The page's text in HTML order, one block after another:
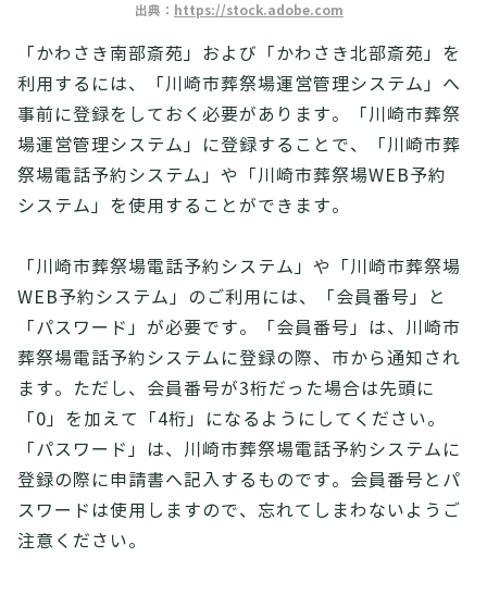
出典： https://stock.adobe.com
「かわさき南部斎苑」および「かわさき北部斎苑」を
利用するには、「川崎市葬祭場運営管理システム」へ
事前に登録をしておく必要があります。「川崎市葬祭
場運営管理システム」に登録することで、「川崎市葬
祭場電話予約システム」や「川崎市葬祭場WEB予約
システム」を使用することができます。
「川崎市葬祭場電話予約システム」や「川崎市葬祭場
WEB予約システム」のご利用には、「会員番号」と
「パスワード」が必要です。「会員番号」は、川崎市
葬祭場電話予約システムに登録の際、市から通知され
ます。ただし、会員番号が3桁だった場合は先頭に
「0」を加えて「4桁」になるようにしてください。
「パスワード」は、川崎市葬祭場電話予約システムに
登録の際に申請書へ記入するものです。会員番号とパ
スワードは使用しますので、忘れてしまわないようご
注意ください。